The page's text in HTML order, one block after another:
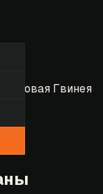
— Новая Гвинея